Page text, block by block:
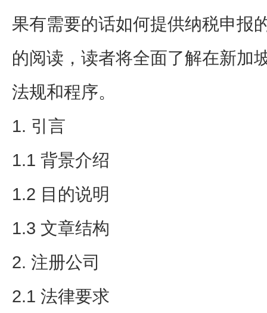
果有需要的话如何提供纳税申报
的阅读，读者将全面了解在新加
法规和程序。
1. 引言
1.1 背景介绍
1.2 目的说明
1.3 文章结构
2. 注册公司
2.1 法律要求